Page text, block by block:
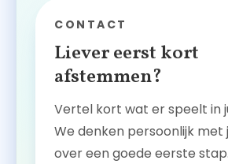
CONTACT
Liever eerst kort
afstemmen?
Vertel kort wat er speelt in
We denken persoonlijk met
over een goede eerste stap.